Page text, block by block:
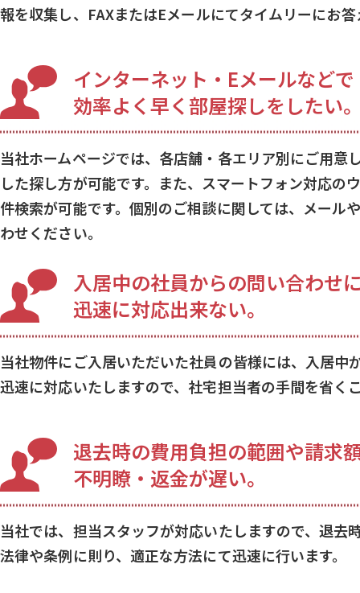
報を収集し、FAXまたはEメールにてタイムリーにお答
インターネット・Eメールなどで
効率よく早く部屋探しをしたい
当社ホームページでは、各店舗・各エリア別にご用意
した探し方が可能です。また、スマートフォン対応の
件検索が可能です。個別のご相談に関しては、メール
わせください。
入居中の社員からの問い合わせ
迅速に対応出来ない。
当社物件にご入居いただいた社員の皆様には、入居中
迅速に対応いたしますので、社宅担当者の手間を省く
退去時の費用負担の範囲や請求
不明瞭・返金が遅い。
当社では、担当スタッフが対応いたしますので、退去
法律や条例に則り、適正な方法にて迅速に行います。